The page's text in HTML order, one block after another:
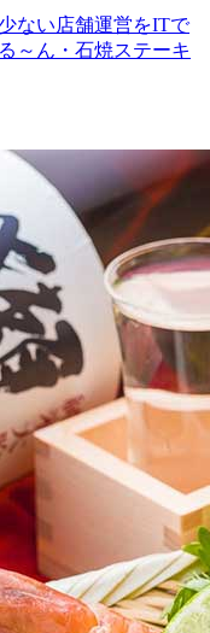
ない店舗運営をITで
～ん・石焼ステーキ